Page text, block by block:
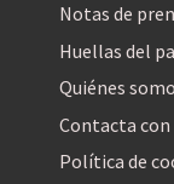
Notas de
Huellas del
Quiénes
Contacta con
Política de